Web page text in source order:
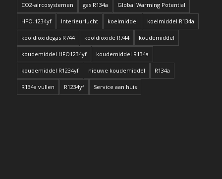
CO2-aircosystemen gas R134a Global Warming Potential
HFO-1234yf Interieurlucht koelmiddel koelmiddel R134a
kooldioxidegas R744 kooldioxide R744 koudemiddel
koudemiddel HFO1234yf koudemiddel R134a
koudemiddel R1234yf nieuwe koudemiddel R134a
R134a vullen R1234yf Service aan huis